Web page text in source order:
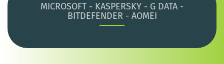
MICROSOFT - KASPERSKY - G DATA -
BITDEFENDER - AOMEI